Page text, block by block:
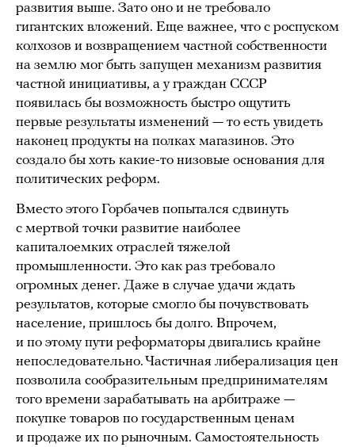
развития выше. Зато оно и не требовало
гигантских вложений. Еще важнее, что с роспуском
колхозов и возвращением частной собственности
на землю мог быть запущен механизм развития
частной инициативы, а у граждан СССР
появилась бы возможность быстро ощутить
первые результаты изменений — то есть увидеть
наконец продукты на полках магазинов. Это
создало бы хоть какие-то низовые основания для
политических реформ.
Вместо этого Горбачев попытался сдвинуть
с мертвой точки развитие наиболее
капиталоемких отраслей тяжелой
промышленности. Это как раз требовало
огромных денег. Даже в случае удачи ждать
результатов, которые смогло бы почувствовать
население, пришлось бы долго. Впрочем,
и по этому пути реформаторы двигались крайне
непоследовательно. Частичная либерализация цен
позволила сообразительным предпринимателям
того времени зарабатывать на арбитраже —
покупке товаров по государственным ценам
и продаже их по рыночным. Самостоятельность